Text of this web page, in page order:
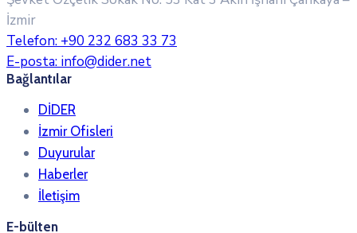
İzmir
Telefon: +90 232 683 33 73
E-posta: info@dider.net
Bağlantılar
DİDER
İzmir Ofisleri
Duyurular
Haberler
İletişim
E-bülten